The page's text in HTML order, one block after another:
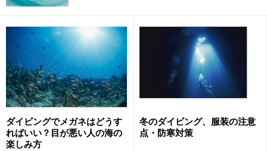
楽天市場でスキューバダイビング関連の商品をチ
ェック！
ダイビングでメガネはどうす
ればいい？目が悪い人の海の
楽しみ方
冬のダイビング、服装の注意
点・防寒対策